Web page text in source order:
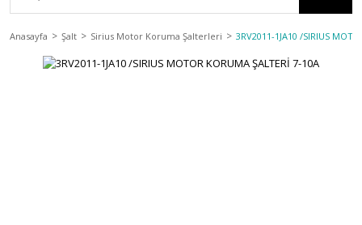
Anasayfa Şalt Sirius Motor Koruma Şalterleri 3RV2011-1JA10 /SIRIUS